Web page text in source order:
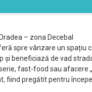
– zona Decebal
spre vânzare un spațiu
și beneficiază de vad
fast-food sau afacere
fiind pregătit pentru